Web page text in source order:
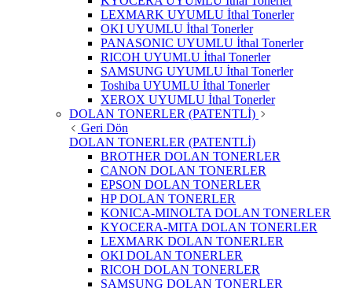
LEXMARK UYUMLU İthal Tonerler
OKI UYUMLU İthal Tonerler
PANASONIC UYUMLU İthal Tonerler
RICOH UYUMLU İthal Tonerler
SAMSUNG UYUMLU İthal Tonerler
Toshiba UYUMLU İthal Tonerler
XEROX UYUMLU İthal Tonerler
DOLAN TONERLER (PATENTLİ)
Geri Dön
DOLAN TONERLER (PATENTLİ)
BROTHER DOLAN TONERLER
CANON DOLAN TONERLER
EPSON DOLAN TONERLER
HP DOLAN TONERLER
KONICA-MINOLTA DOLAN TONERLER
KYOCERA-MITA DOLAN TONERLER
LEXMARK DOLAN TONERLER
OKI DOLAN TONERLER
RICOH DOLAN TONERLER
SAMSUNG DOLAN TONERLER